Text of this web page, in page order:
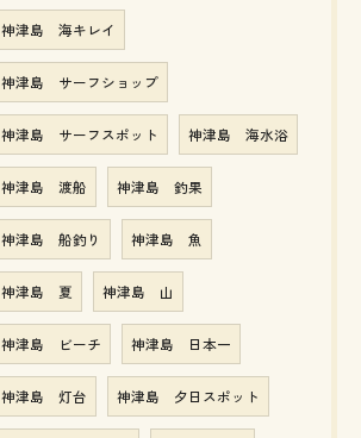
神津島 海キレイ
神津島 サーフショップ
神津島 サーフスポット 神津島 海水浴
神津島 渡船 神津島 釣果
神津島 船釣り 神津島 魚
神津島 夏 神津島 山
神津島 ビーチ 神津島 日本一
神津島 灯台 神津島 夕日スポット